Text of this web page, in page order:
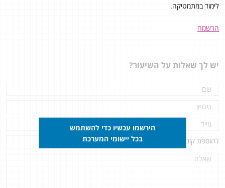
לימוד במתמטיקה.
הרשמה
יש לך שאלות על השיעור?
להוספת קובץ
הירשמו עכשיו כדי להשתמש
בכל יישומי המערכת